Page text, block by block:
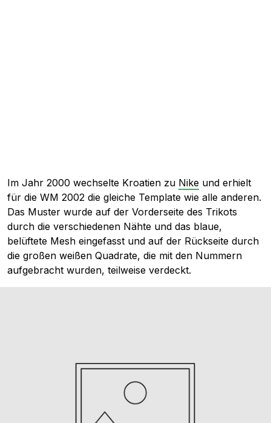
Im Jahr 2000 wechselte Kroatien zu Nike und erhielt
für die WM 2002 die gleiche Template wie alle anderen.
Das Muster wurde auf der Vorderseite des Trikots
durch die verschiedenen Nähte und das blaue,
belüftete Mesh eingefasst und auf der Rückseite durch
die großen weißen Quadrate, die mit den Nummern
aufgebracht wurden, teilweise verdeckt.